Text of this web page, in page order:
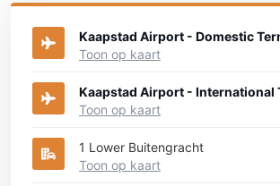
Kaapstad Airport - Domestic
Toon op kaart
Kaapstad Airport - International
Toon op kaart
1 Lower Buitengracht
Toon op kaart